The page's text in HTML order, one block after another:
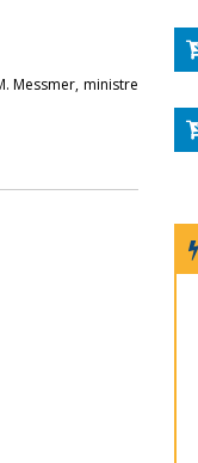
Messmer, ministre